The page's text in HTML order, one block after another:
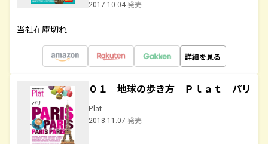
2017.10.04 発売
当社在庫切れ
詳細を見る
０１ 地球の歩き方 Ｐｌａｔ パリ
Plat
2018.11.07 発売